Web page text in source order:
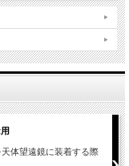
体望遠鏡に装着する際